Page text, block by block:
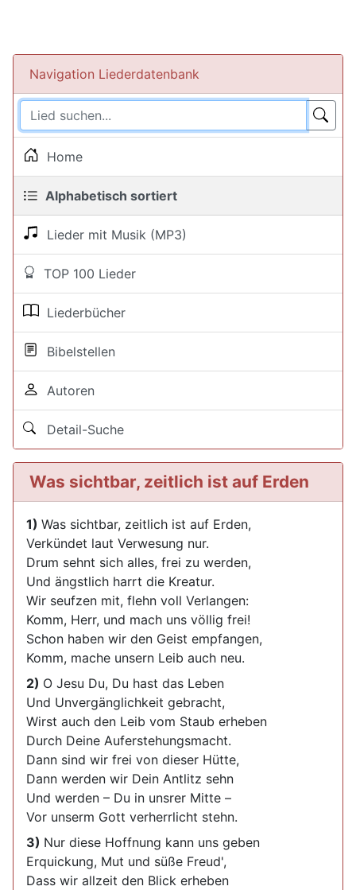
Navigation Liederdatenbank
Home
Alphabetisch sortiert
Lieder mit Musik (MP3)
TOP 100 Lieder
Liederbücher
Bibelstellen
Autoren
Detail-Suche
Was sichtbar, zeitlich ist auf Erden
1) Was sichtbar, zeitlich ist auf Erden,
Verkündet laut Verwesung nur.
Drum sehnt sich alles, frei zu werden,
Und ängstlich harrt die Kreatur.
Wir seufzen mit, flehn voll Verlangen:
Komm, Herr, und mach uns völlig frei!
Schon haben wir den Geist empfangen,
Komm, mache unsern Leib auch neu.
2) O Jesu Du, Du hast das Leben
Und Unvergänglichkeit gebracht,
Wirst auch den Leib vom Staub erheben
Durch Deine Auferstehungsmacht.
Dann sind wir frei von dieser Hütte,
Dann werden wir Dein Antlitz sehn
Und werden – Du in unsrer Mitte –
Vor unserm Gott verherrlicht stehn.
3) Nur diese Hoffnung kann uns geben
Erquickung, Mut und süße Freud',
Dass wir allzeit den Blick erheben